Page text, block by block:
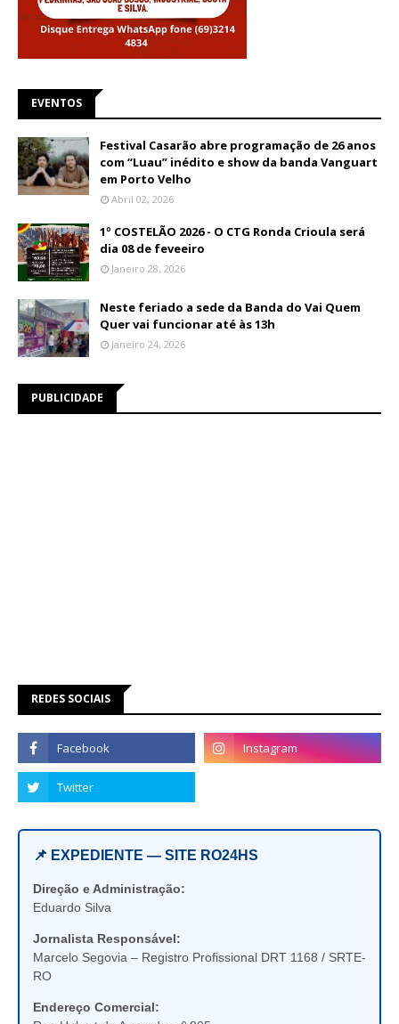
EVENTOS
Festival Casarão abre programação de 26 anos
com “Luau” inédito e show da banda Vanguart
em Porto Velho
Abril 02, 2026
1º COSTELÃO 2026 - O CTG Ronda Crioula será
dia 08 de feveeiro
Janeiro 28, 2026
Neste feriado a sede da Banda do Vai Quem
Quer vai funcionar até às 13h
Janeiro 24, 2026
PUBLICIDADE
REDES SOCIAIS
📌 EXPEDIENTE — SITE RO24HS
Direção e Administração:
Eduardo Silva
Jornalista Responsável:
Marcelo Segovia – Registro Profissional DRT 1168 / SRTE-
RO
Endereço Comercial: